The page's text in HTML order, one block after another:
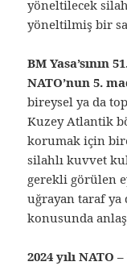
yöneltilecek
yöneltilmiş bir
BM Yasa’sının
NATO’nun 5.
bireysel ya da
Kuzey Atlantik
korumak için
silahlı kuvvet
gerekli görülen
uğrayan taraf ya
konusunda
2024 yılı